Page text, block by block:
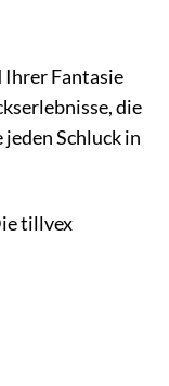
Fantasie
die
Schluck in
tillvex